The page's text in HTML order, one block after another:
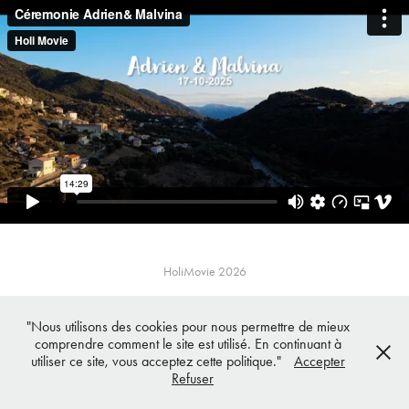
HoliMovie 2026
"Nous utilisons des cookies pour nous permettre de mieux
comprendre comment le site est utilisé. En continuant à
utiliser ce site, vous acceptez cette politique."
Accepter
Refuser